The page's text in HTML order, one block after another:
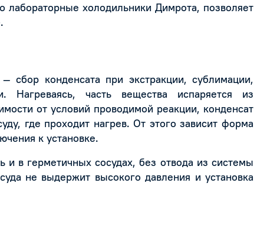
лабораторные холодильники Димрота, позволяет
сбор конденсата при экстракции, сублимации,
часть вещества испаряется из
от условий проводимой реакции, конденсат
где проходит нагрев. От этого зависит форма
к установке.
в герметичных сосудах, без отвода из системы
не выдержит высокого давления и установка